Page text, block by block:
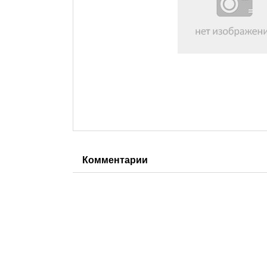
Комментарии